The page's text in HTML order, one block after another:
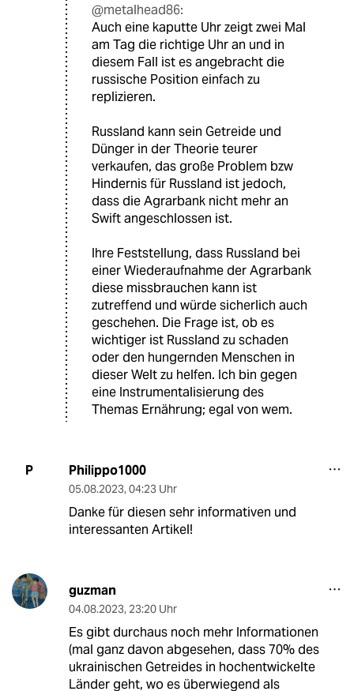
@metalhead86:
Auch eine kaputte Uhr zeigt zwei Mal
am Tag die richtige Uhr an und in
diesem Fall ist es angebracht die
russische Position einfach zu
replizieren.
Russland kann sein Getreide und
Dünger in der Theorie teurer
verkaufen, das große Problem bzw
Hindernis für Russland ist jedoch,
dass die Agrarbank nicht mehr an
Swift angeschlossen ist.
Ihre Feststellung, dass Russland bei
einer Wiederaufnahme der Agrarbank
diese missbrauchen kann ist
zutreffend und würde sicherlich auch
geschehen. Die Frage ist, ob es
wichtiger ist Russland zu schaden
oder den hungernden Menschen in
dieser Welt zu helfen. Ich bin gegen
eine Instrumentalisierung des
Themas Ernährung; egal von wem.
P Philippo1000
05.08.2023, 04:23 Uhr
Danke für diesen sehr informativen und
interessanten Artikel!
guzman
04.08.2023, 23:20 Uhr
Es gibt durchaus noch mehr Informationen
(mal ganz davon abgesehen, dass 70% des
ukrainischen Getreides in hochentwickelte
Länder geht, wo es überwiegend als